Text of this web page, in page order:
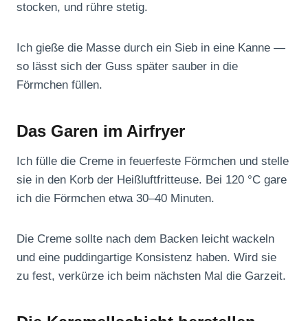
stocken, und rühre stetig.
Ich gieße die Masse durch ein Sieb in eine Kanne —
so lässt sich der Guss später sauber in die
Förmchen füllen.
Das Garen im Airfryer
Ich fülle die Creme in feuerfeste Förmchen und stelle
sie in den Korb der Heißluftfritteuse. Bei 120 °C gare
ich die Förmchen etwa 30–40 Minuten.
Die Creme sollte nach dem Backen leicht wackeln
und eine puddingartige Konsistenz haben. Wird sie
zu fest, verkürze ich beim nächsten Mal die Garzeit.